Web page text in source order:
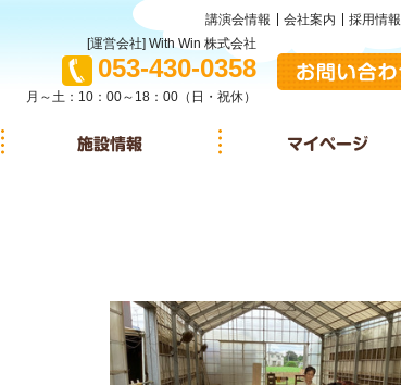
[運営会社] With Win 株式会社
TEL:
053-430-0358
月～土：10：00～18：00（日・祝休）
私たちの考え方 施設情報
講演会情報 会社案内 採用情報